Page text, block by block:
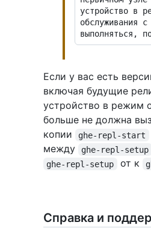
устройство в
обслуживания
Если у вас есть
включая будущие
устройство в режим
больше не должна
копии
ghe-repl-start
между ghe-repl-setup
ghe-repl-setup от к
Справка и